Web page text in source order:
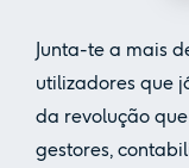
Junta-te a mais
utilizadores que
da revolução
gestores,